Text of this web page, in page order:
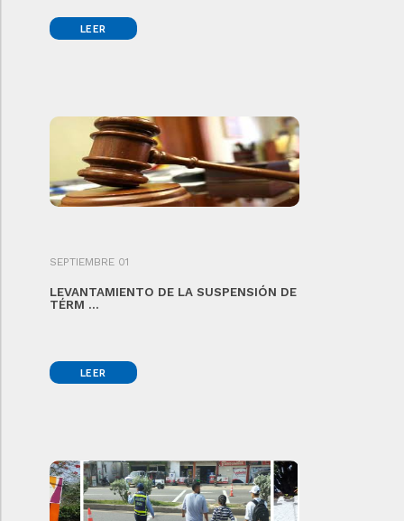
LEER
SEPTIEMBRE 01
LEVANTAMIENTO DE LA SUSPENSIÓN DE
TÉRM ...
LEER